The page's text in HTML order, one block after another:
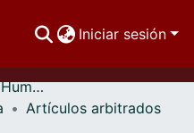
Iniciar sesión
Ciencias Sociales y Humanidades
Artículos arbitrados